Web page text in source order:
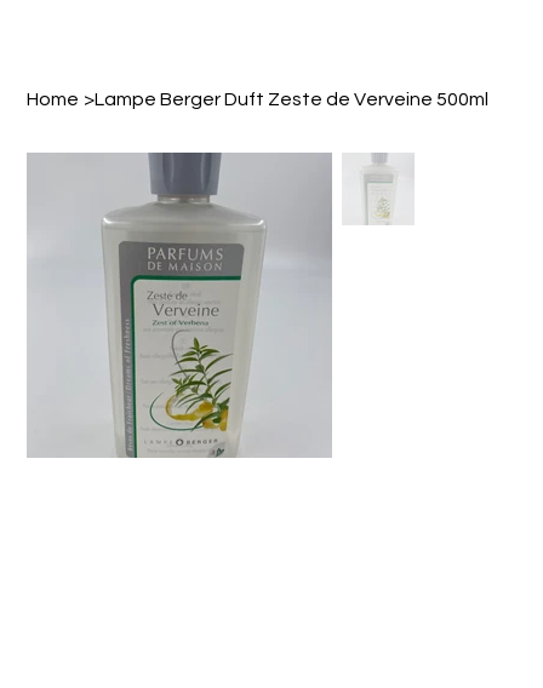
Home >Lampe Berger Duft Zeste de Verveine 500ml